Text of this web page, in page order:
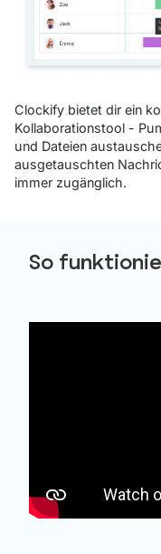
Clockify bietet dir ein
Kollaborationstool -
und Dateien
ausgetauschten
immer zugänglich.
So